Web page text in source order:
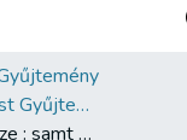
Kották - Budapest Gyűjtemény
Iris deutsche Tänze : samt Trio's und Coda für das Forte-Piano /